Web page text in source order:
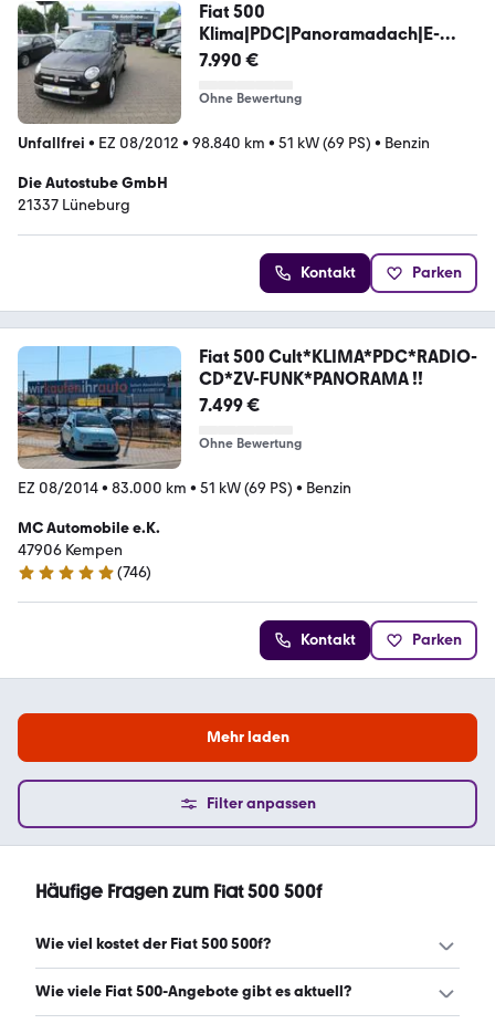
Fiat 500
Klima|PDC|Panoramadach|E-
Fenster|Radio mit U
7.990 €
Ohne Bewertung
Unfallfrei • EZ 08/2012 • 98.840 km • 51 kW (69 PS) • Benzin
Die Autostube GmbH
21337 Lüneburg
Kontakt Parken
Fiat 500 Cult*KLIMA*PDC*RADIO-
CD*ZV-FUNK*PANORAMA !!
7.499 €
Ohne Bewertung
EZ 08/2014• 83.000 km • 51 kW (69 PS) • Benzin
MC Automobile e.K.
47906 Kempen
4.8 Sterne
(746)
Kontakt Parken
Mehr laden
Filter anpassen
Häufige Fragen zum Fiat 500 500f
Wie viel kostet der Fiat 500 500f?
Ein guter Preis für einen Fiat 500 500f liegt zwischen 6.124
Wie viele Fiat 500-Angebote gibt es aktuell?